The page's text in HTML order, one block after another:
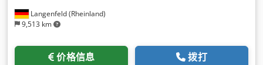
Langenfeld (Rheinland)
9,513 km
价格信息 拨打